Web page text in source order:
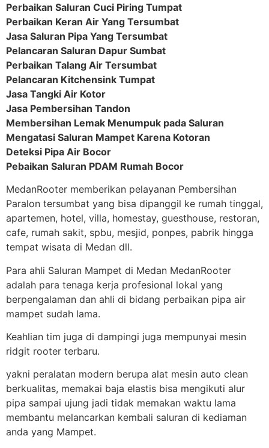
Perbaikan Saluran Cuci Piring Tumpat
Perbaikan Keran Air Yang Tersumbat
Jasa Saluran Pipa Yang Tersumbat
Pelancaran Saluran Dapur Sumbat
Perbaikan Talang Air Tersumbat
Pelancaran Kitchensink Tumpat
Jasa Tangki Air Kotor
Jasa Pembersihan Tandon
Membersihan Lemak Menumpuk pada Saluran
Mengatasi Saluran Mampet Karena Kotoran
Deteksi Pipa Air Bocor
Pebaikan Saluran PDAM Rumah Bocor
MedanRooter memberikan pelayanan Pembersihan
Paralon tersumbat yang bisa dipanggil ke rumah tinggal,
apartemen, hotel, villa, homestay, guesthouse, restoran,
cafe, rumah sakit, spbu, mesjid, ponpes, pabrik hingga
tempat wisata di Medan dll.
Para ahli Saluran Mampet di Medan MedanRooter
adalah para tenaga kerja profesional lokal yang
berpengalaman dan ahli di bidang perbaikan pipa air
mampet sudah lama.
Keahlian tim juga di dampingi juga mempunyai mesin
ridgit rooter terbaru.
yakni peralatan modern berupa alat mesin auto clean
berkualitas, memakai baja elastis bisa mengikuti alur
pipa sampai ujung jadi tidak memakan waktu lama
membantu melancarkan kembali saluran di kediaman
anda yang Mampet.